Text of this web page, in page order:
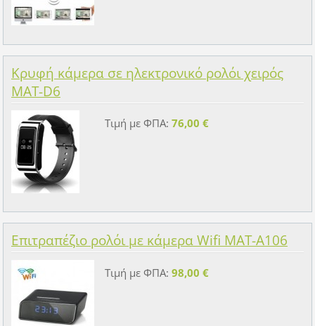
Κρυφή κάμερα σε ηλεκτρονικό ρολόι χειρός
MAT-D6
Τιμή με ΦΠΑ: 76,00 €
Επιτραπέζιο ρολόι με κάμερα Wifi MAT-A106
Τιμή με ΦΠΑ: 98,00 €